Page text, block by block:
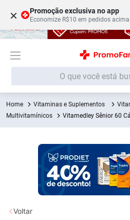
× Promoção exclusiva no app
Economize R$10 em pedidos
O que você está buscando?
Vitaminas e Suplementos
Multivitamínicos
Vitamedley Sênior 60
Voltar
Termos mais buscados
1º Fralda
Lenço Umedecido
Medley
Fralda Xg
Fralda G
6